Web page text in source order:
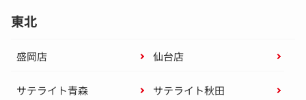
東北
盛岡店 仙台店
サテライト青森 サテライト秋田